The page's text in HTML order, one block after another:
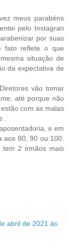
meus parabéns
pelo Instagran
por suas
fato reflete o que
situação de
da expectativa de
vão tomar
até porque não
com as malas
e em
aos 80, 90 ou 100.
tem 2 irmãos mais
abril de 2021 às